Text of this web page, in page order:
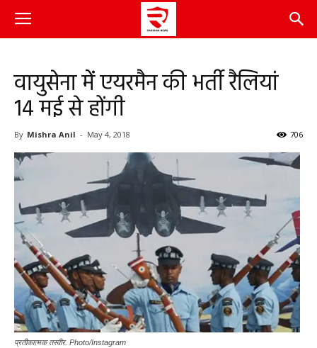
वायुसेना में एयरमैन की भर्ती रैलियां
14 मई से होंगी
By Mishra Anil - May 4, 2018 706
प्रतीकात्मक तस्वीर. Photo/Instagram